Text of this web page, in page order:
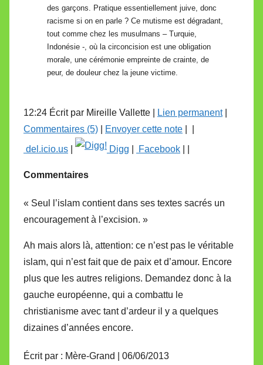
des garçons. Pratique essentiellement juive, donc
racisme si on en parle ? Ce mutisme est dégradant,
tout comme chez les musulmans – Turquie,
Indonésie -, où la circoncision est une obligation
morale, une cérémonie empreinte de crainte, de
peur, de douleur chez la jeune victime.
12:24 Écrit par Mireille Vallette | Lien permanent|
Commentaires (5)
Envoyer cette note
del.icio.us
Digg Facebook
Commentaires
« Seul l’islam contient dans ses textes sacrés un
encouragement à l’excision. »
Ah mais alors là, attention: ce n’est pas le véritable
islam, qui n’est fait que de paix et d’amour. Encore
plus que les autres religions. Demandez donc à la
gauche européenne, qui a combattu le
christianisme avec tant d’ardeur il y a quelques
dizaines d’années encore.
Écrit par : Mère-Grand | 06/06/2013